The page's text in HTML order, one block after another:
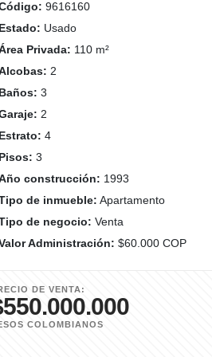
9616160
Usado
Privada: 110 m²
2
3
2
4
3
construcción: 1993
de inmueble: Apartamento
de negocio: Venta
Administración: $60.000 COP
DE VENTA:
COLOMBIANOS